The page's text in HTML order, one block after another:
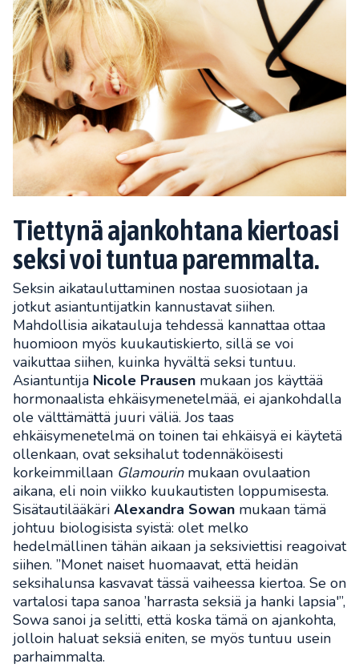
Tiettynä ajankohtana kiertoasi
seksi voi tuntua paremmalta.
Seksin aikatauluttaminen nostaa suosiotaan ja
jotkut asiantuntijatkin kannustavat siihen.
Mahdollisia aikatauluja tehdessä kannattaa ottaa
huomioon myös kuukautiskierto, sillä se voi
vaikuttaa siihen, kuinka hyvältä seksi tuntuu.
Asiantuntija Nicole Prausen mukaan jos käyttää
hormonaalista ehkäisymenetelmää, ei ajankohdalla
ole välttämättä juuri väliä. Jos taas
ehkäisymenetelmä on toinen tai ehkäisyä ei käytetä
ollenkaan, ovat seksihalut todennäköisesti
korkeimmillaan Glamourinmukaan ovulaation
aikana, eli noin viikko kuukautisten loppumisesta.
Sisätautilääkäri Alexandra Sowan mukaan tämä
johtuu biologisista syistä: olet melko
hedelmällinen tähän aikaan ja seksiviettisi reagoivat
siihen. ”Monet naiset huomaavat, että heidän
seksihalunsa kasvavat tässä vaiheessa kiertoa. Se on
vartalosi tapa sanoa ’harrasta seksiä ja hanki lapsia'”,
Sowa sanoi ja selitti, että koska tämä on ajankohta,
jolloin haluat seksiä eniten, se myös tuntuu usein
parhaimmalta.